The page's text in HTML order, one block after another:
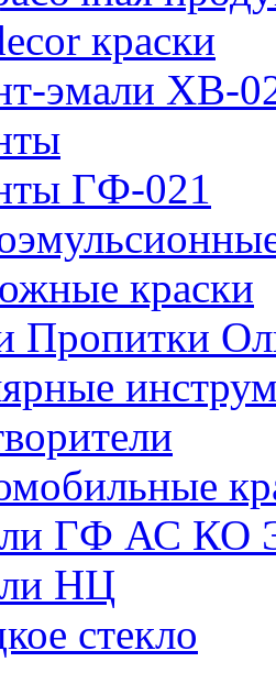
краски
эмали ХВ-
ГФ-021
краски
Пропитки
ГФ АС КО
НЦ
стекло